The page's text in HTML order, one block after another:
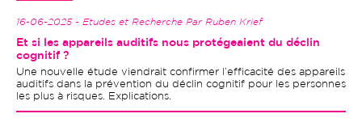
16-06-2025 - Etudes et Recherche Par Ruben Krief
Et si les appareils auditifs nous protégeaient du déclin
cognitif ?
Une nouvelle étude viendrait confirmer l’efficacité des appareils
auditifs dans la prévention du déclin cognitif pour les personnes
les plus à risques. Explications.